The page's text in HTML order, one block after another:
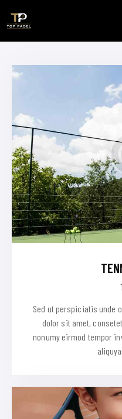
Sed ut perspiciatis unde
dolor sit amet,
nonumy eirmod tempor